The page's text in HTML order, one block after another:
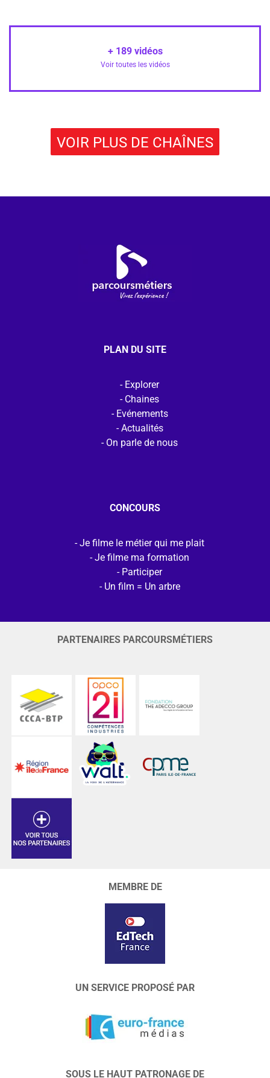
+ 189vidéos
Voir toutes les vidéos
VOIR PLUS DE CHAÎNES
PLAN DU SITE
Explorer
Chaines
Evénements
Actualités
On parle de nous
CONCOURS
Je filme le métier qui me plait
Je filme ma formation
Participer
Un film = Un arbre
PARTENAIRES PARCOURSMÉTIERS
MEMBRE DE
UN SERVICE PROPOSÉ PAR
SOUS LE HAUT PATRONAGE DE